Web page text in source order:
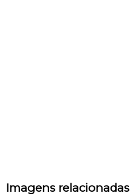
Imagens relacionadas